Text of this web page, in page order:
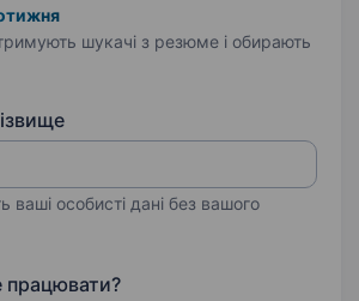
шукачі з резюме і обирають
ваші особисті дані без вашого
працювати?